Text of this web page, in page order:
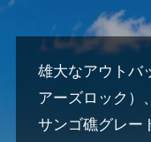
雄大なアウトバ
アーズロック）
サンゴ礁グレー